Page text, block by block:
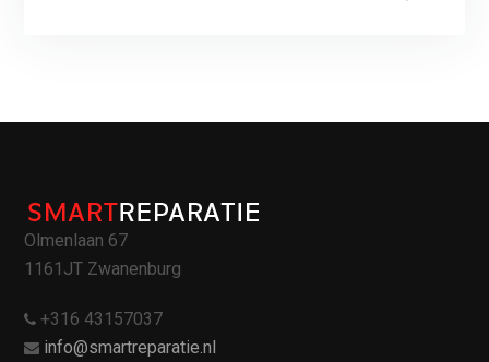
Olmenlaan 67
1161JT Zwanenburg
+316 43157037
info@smartreparatie.nl